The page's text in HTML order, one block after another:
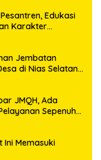
Edukasi
Karakter
Jembatan
di Nias Selatan
JMQH, Ada
Sepenuh
Ini Memasuki